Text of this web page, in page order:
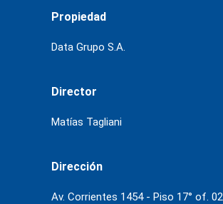
Propiedad
Data Grupo S.A.
Director
Matías Tagliani
Dirección
Av. Corrientes 1454 - Piso 17° of. 02